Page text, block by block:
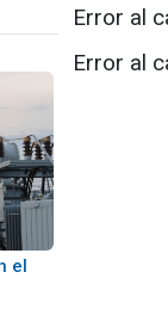
el
Error al
Error al